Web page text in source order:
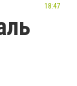
18:47